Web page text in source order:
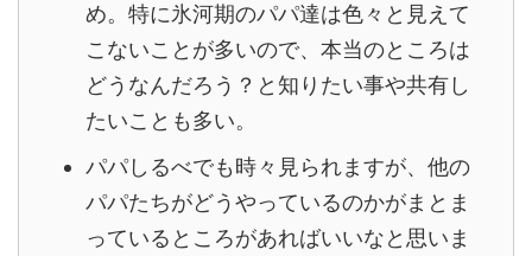
め。特に氷河期のパパ達は色々と見えて
こないことが多いので、本当のところは
どうなんだろう？と知りたい事や共有し
たいことも多い。
パパしるべでも時々見られますが、他の
パパたちがどうやっているのかがまとま
っているところがあればいいなと思いま